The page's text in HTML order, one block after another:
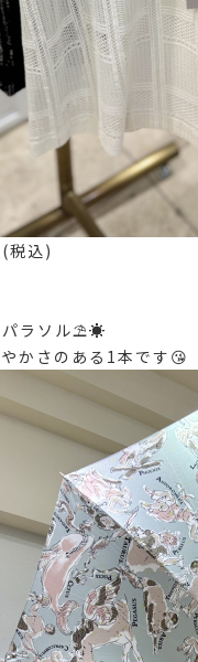
込)
パラソル⛱️☀️
かさのある1本です😘